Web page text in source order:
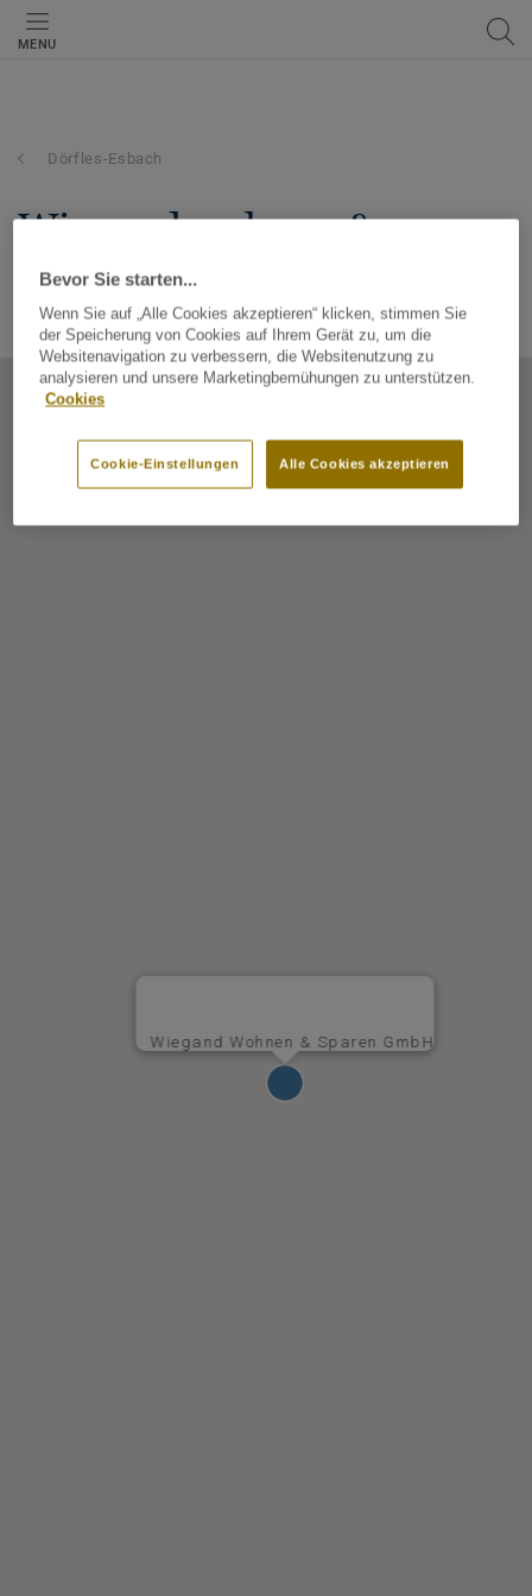
MENU
Dörfles-Esbach
wiegand wohnen & sparen
gmbh
Ziegelei 11, 96487, Dörfles-Esbach, Bayern, Germany
Wiegand Wohnen & Sparen GmbH
Bevor Sie starten...
Wenn Sie auf „Alle Cookies akzeptieren“ klicken, stimmen Sie
der Speicherung von Cookies auf Ihrem Gerät zu, um die
Websitenavigation zu verbessern, die Websitenutzung zu
analysieren und unsere Marketingbemühungen zu unterstützen.
Cookies
Alle Cookies akzeptieren
Cookie-Einstellungen